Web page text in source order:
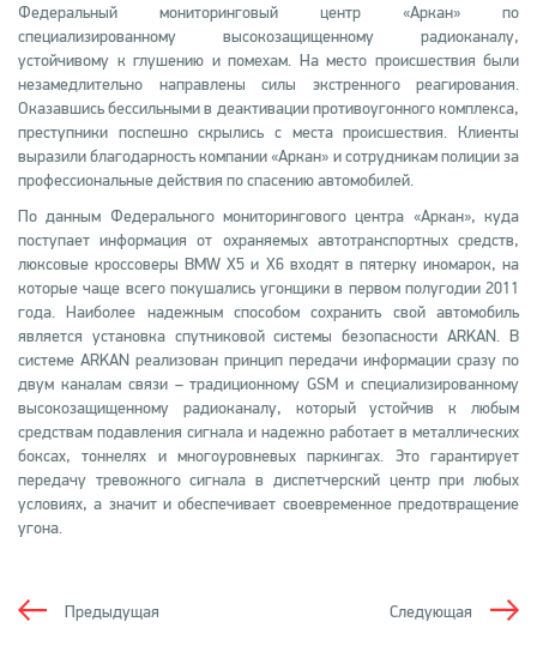
Федеральный мониторинговый центр «Аркан» по
специализированному высокозащищенному радиоканалу,
устойчивому к глушению и помехам. На место происшествия были
незамедлительно направлены силы экстренного реагирования.
Оказавшись бессильными в деактивации противоугонного комплекса,
преступники поспешно скрылись с места происшествия. Клиенты
выразили благодарность компании «Аркан» и сотрудникам полиции за
профессиональные действия по спасению автомобилей.
По данным Федерального мониторингового центра «Аркан», куда
поступает информация от охраняемых автотранспортных средств,
люксовые кроссоверы BMW X5 и Х6 входят в пятерку иномарок, на
которые чаще всего покушались угонщики в первом полугодии 2011
года. Наиболее надежным способом сохранить свой автомобиль
является установка спутниковой системы безопасности ARKAN. В
системе ARKAN реализован принцип передачи информации сразу по
двум каналам связи – традиционному GSM и специализированному
высокозащищенному радиоканалу, который устойчив к любым
средствам подавления сигнала и надежно работает в металлических
боксах, тоннелях и многоуровневых паркингах. Это гарантирует
передачу тревожного сигнала в диспетчерский центр при любых
условиях, а значит и обеспечивает своевременное предотвращение
угона.
Следующая
Предыдущая